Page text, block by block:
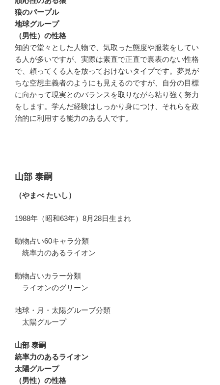
狼のパープル
地球グループ
（男性）の性格
知的で堂々とした人物で、気取った態度や服装をしてい
る人が多いですが、実際は素直で正直で裏表のない性格
で、頼ってくる人を放っておけないタイプです。夢見が
ちな空想主義者のようにも見えるのですが、自分の目標
に向かって現実とのバランスを取りながら粘り強く努力
をします。学んだ経験はしっかり身につけ、それらを政
治的に利用する能力のある人です。
山部 泰嗣
（やまべ たいし）
1988年（昭和63年）8月28日生まれ
動物占い60キャラ分類
統率力のあるライオン
動物占いカラー分類
ライオンのグリーン
地球・月・太陽グルーブ分類
太陽グループ
山部 泰嗣
統率力のあるライオン
太陽グループ
（男性）の性格